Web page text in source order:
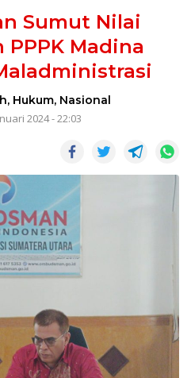
Sumut Nilai
PPPK Madina
, Hukum, Nasional
2024 - 22:03